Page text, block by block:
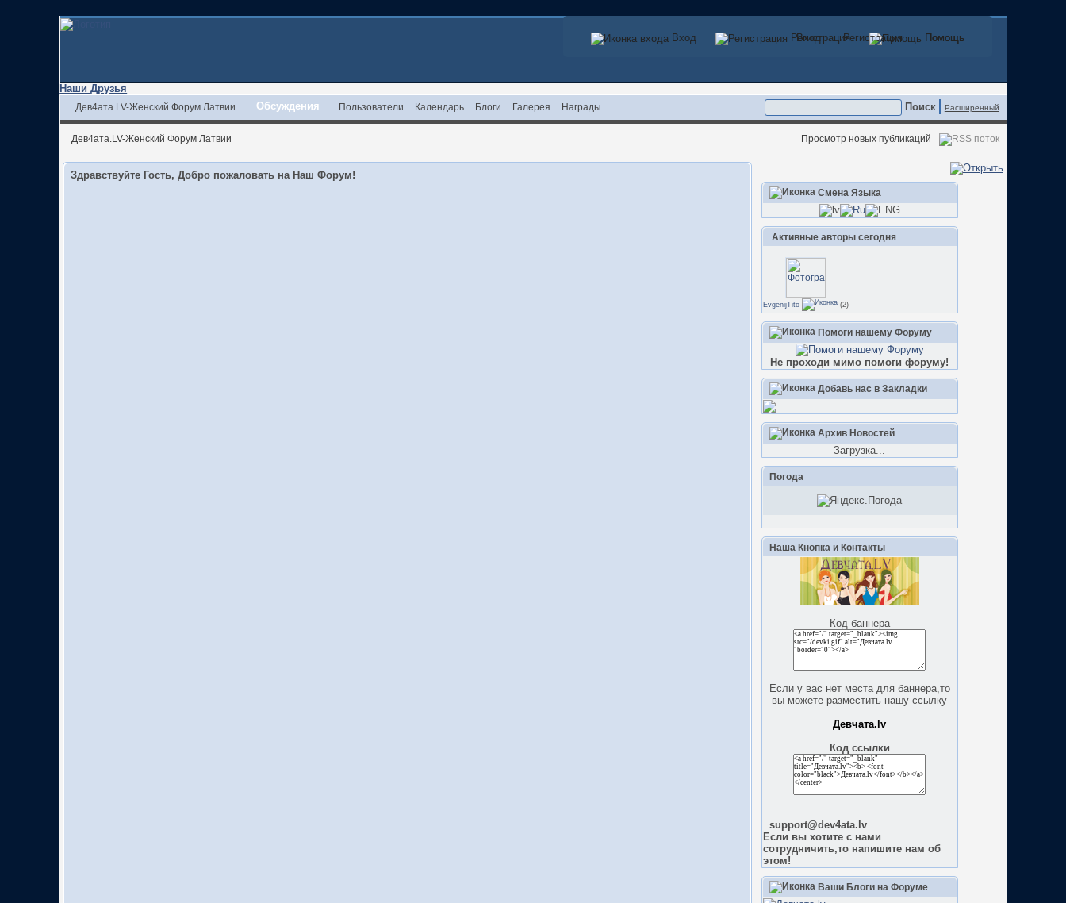
Вход Регистрация Помощь
Вход Регистрация Помощь
Наши Друзья
Расширенный
Дев4ата.LV-Женский Форум Латвии Обсуждения Пользователи Календарь Блоги Галерея Награды
Дев4ата.LV-Женский Форум Латвии Просмотр новых публикаций
Смена Языка
Активные авторы сегодня
EvgenijTito (2)
Помоги нашему Форуму
Не проходи мимо помоги форуму!
Добавь нас в Закладки
Архив Новостей
Загрузка...
Погода
Наша Кнопка и Контакты
Код баннера
Если у вас нет места для баннера,то
вы можете разместить нашу ссылку
Девчата.lv
Код ссылки
support@dev4ata.lv
Если вы хотите с нами
сотрудничить,то напишите нам об
этом!
Ваши Блоги на Форуме
Здравствуйте Гость, Добро пожаловать на Наш Форум!